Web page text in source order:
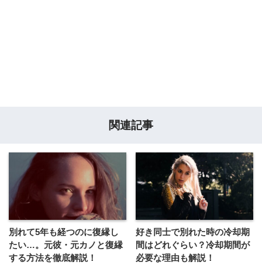
関連記事
別れて5年も経つのに復縁し
たい…。元彼・元カノと復縁
する方法を徹底解説！
好き同士で別れた時の冷却期
間はどれぐらい？冷却期間が
必要な理由も解説！